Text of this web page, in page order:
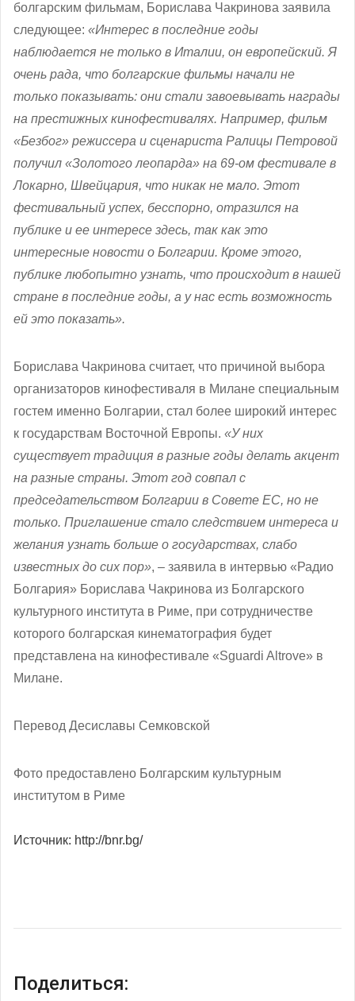
болгарским фильмам, Борислава Чакринова заявила
следующее: «Интерес в последние годы
наблюдается не только в Италии, он европейский. Я
очень рада, что болгарские фильмы начали не
только показывать: они стали завоевывать награды
на престижных кинофестивалях. Например, фильм
«Безбог» режиссера и сценариста Ралицы Петровой
получил «Золотого леопарда» на 69-ом фестивале в
Локарно, Швейцария, что никак не мало. Этот
фестивальный успех, бесспорно, отразился на
публике и ее интересе здесь, так как это
интересные новости о Болгарии. Кроме этого,
публике любопытно узнать, что происходит в нашей
стране в последние годы, а у нас есть возможность
ей это показать».
Борислава Чакринова считает, что причиной выбора
организаторов кинофестиваля в Милане специальным
гостем именно Болгарии, стал более широкий интерес
к государствам Восточной Европы. «У них
существует традиция в разные годы делать акцент
на разные страны. Этот год совпал с
председательством Болгарии в Совете ЕС, но не
только. Приглашение стало следствием интереса и
желания узнать больше о государствах, слабо
известных до сих пор», – заявила в интервью «Радио
Болгария» Борислава Чакринова из Болгарского
культурного института в Риме, при сотрудничестве
которого болгарская кинематография будет
представлена на кинофестивале «Sguardi Altrove» в
Милане.
Перевод Десиславы Семковской
Фото предоставлено Болгарским культурным
институтом в Риме
Источник: http://bnr.bg/
Поделиться: